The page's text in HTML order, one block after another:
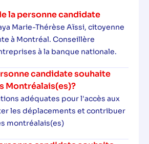
la personne candidate
Marie-Thérèse Aïssi, citoyenne
à Montréal. Conseillère
à la banque nationale.
candidate souhaite
Montréalais(es)?
adéquates pour l'accès aux
les déplacements et contribuer
montréalais(es)